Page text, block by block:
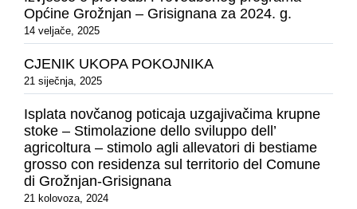
Općine Grožnjan – Grisignana za 2024. g.
14 veljače, 2025
CJENIK UKOPA POKOJNIKA
21 siječnja, 2025
Isplata novčanog poticaja uzgajivačima krupne
stoke – Stimolazione dello sviluppo dell’
agricoltura – stimolo agli allevatori di bestiame
grosso con residenza sul territorio del Comune
di Grožnjan-Grisignana
21 kolovoza, 2024